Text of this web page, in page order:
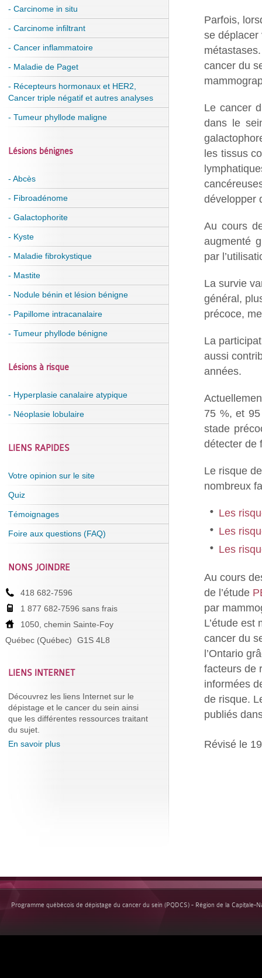
Parfois,
se déplacer
cancer du
Le cancer
dans le
les tissus
développer
Au cours
augmenté
par
La survie
général,
précoce,
La
aussi
années.
75 %, et
stade
détecter de
Le risque
nombreux
Les
Les
Les
Au cours
de l’étude
par
L’étude
cancer du
l’Ontario
facteurs de
informées
de risque.
publiés
Révisé le
- Carcinome in situ
- Carcinome infiltrant
- Cancer inflammatoire
- Maladie de Paget
- Récepteurs hormonaux et HER2,
Cancer triple négatif et autres analyses
- Tumeur phyllode maligne
Lésions bénignes
- Abcès
- Fibroadénome
- Galactophorite
- Kyste
- Maladie fibrokystique
- Mastite
- Nodule bénin et lésion bénigne
- Papillome intracanalaire
- Tumeur phyllode bénigne
Lésions à risque
- Hyperplasie canalaire atypique
- Néoplasie lobulaire
LIENS RAPIDES
Votre opinion sur le site
Quiz
Témoignages
Foire aux questions (FAQ)
NONS JOINDRE
418 682-7596
1 877 682-7596 sans frais
1050, chemin Sainte-Foy
Québec (Québec)
G1S 4L8
LIENS INTERNET
Découvrez les liens Internet sur le
dépistage et le cancer du sein ainsi
que les différentes ressources traitant
du sujet.
En savoir plus
Programme québécois de dépistage du cancer du sein (PQDCS) - Région de la Capitale-